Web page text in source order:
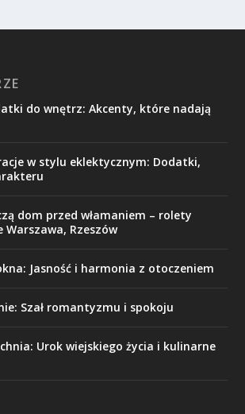
do wnętrz: Akcenty, które nadają
w stylu eklektycznym: Dodatki,
dom przed włamaniem – rolety
Warszawa, Rzeszów
Jasność i harmonia z otoczeniem
Szał romantyzmu i spokoju
Urok wiejskiego życia i kulinarne